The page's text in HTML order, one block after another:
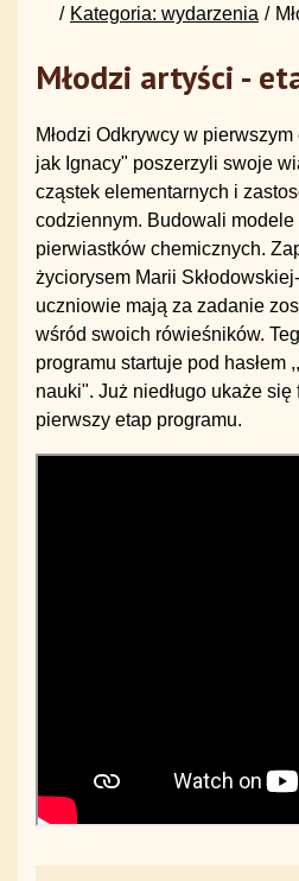
Kategoria: wydarzenia
Młodzi artyści -
Młodzi Odkrywcy w
jak Ignacy" poszerzyli swoje
cząstek elementarnych i
codziennym. Budowali modele
pierwiastków chemicznych.
życiorysem Marii
uczniowie mają za zadanie
wśród swoich rówieśników.
programu startuje pod hasłem
nauki". Już niedługo ukaże
pierwszy etap programu.